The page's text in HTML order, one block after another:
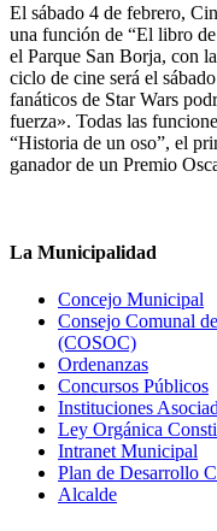
El sábado 4 de febrero,
una función de “El libro de
el Parque San Borja, con
ciclo de cine será el
fanáticos de Star Wars
fuerza». Todas las
“Historia de un oso”, el
ganador de un Premio
La Municipalidad
Concejo Municipal
Consejo Comunal
(COSOC)
Ordenanzas
Concursos Públicos
Instituciones
Ley Orgánica
Intranet Municipal
Plan de Desarrollo
Alcalde